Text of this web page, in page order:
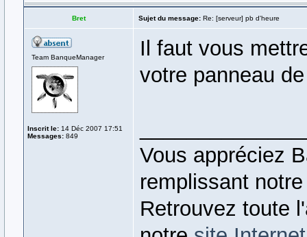
Bret Sujet du message: Re: [serveur] pb d'heure
Team BanqueManager
Inscrit le: 14 Déc 2007 17:51
Messages: 849
Il faut vous
votre panneau
Vous appréciez
remplissant
Retrouvez toute